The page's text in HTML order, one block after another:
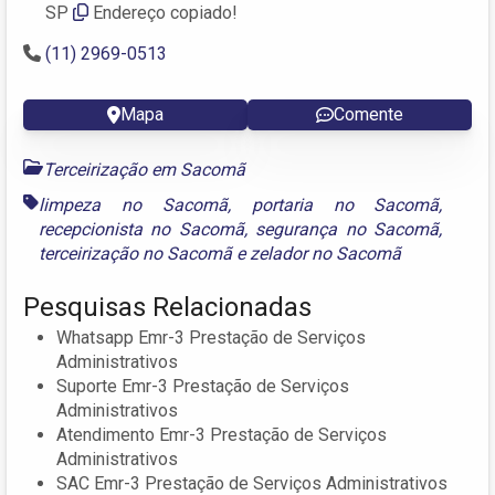
SP
Endereço copiado!
(11) 2969-0513
Mapa Comente
Terceirização em Sacomã
limpeza no Sacomã, portaria no Sacomã,
recepcionista no Sacomã, segurança no Sacomã,
terceirização no Sacomãezelador no Sacomã
Pesquisas Relacionadas
Whatsapp Emr-3 Prestação de Serviços
Administrativos
Suporte Emr-3 Prestação de Serviços
Administrativos
Atendimento Emr-3 Prestação de Serviços
Administrativos
SAC Emr-3 Prestação de Serviços Administrativos